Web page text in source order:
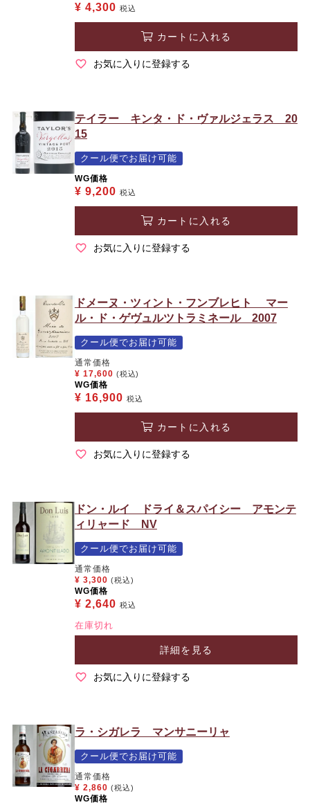
¥ 4,300 税込
カートに入れる
お気に入りに登録する
テイラー キンタ・ド・ヴァルジェラス 20
15
クール便でお届け可能
WG価格
¥ 9,200 税込
カートに入れる
お気に入りに登録する
ドメーヌ・ツィント・フンブレヒト マー
ル・ド・ゲヴュルツトラミネール 2007
クール便でお届け可能
通常価格
¥ 17,600 (税込)
WG価格
¥ 16,900 税込
カートに入れる
お気に入りに登録する
ドン・ルイ ドライ＆スパイシー アモンテ
ィリャード NV
クール便でお届け可能
通常価格
¥ 3,300 (税込)
WG価格
¥ 2,640 税込
在庫切れ
詳細を見る
お気に入りに登録する
ラ・シガレラ マンサニーリャ
クール便でお届け可能
通常価格
¥ 2,860 (税込)
WG価格